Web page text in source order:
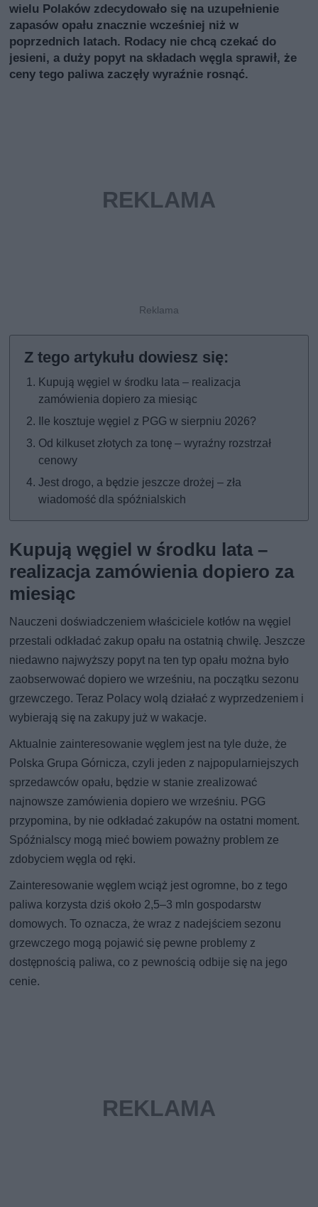
wielu Polaków zdecydowało się na uzupełnienie
zapasów opału znacznie wcześniej niż w
poprzednich latach. Rodacy nie chcą czekać do
jesieni, a duży popyt na składach węgla sprawił, że
ceny tego paliwa zaczęły wyraźnie rosnąć.
Kupują węgiel w środku lata – realizacja
zamówienia dopiero za miesiąc
Ile kosztuje węgiel z PGG w sierpniu 2026?
Od kilkuset złotych za tonę – wyraźny rozstrzał
cenowy
Jest drogo, a będzie jeszcze drożej – zła
wiadomość dla spóźnialskich
Kupują węgiel w środku lata –
realizacja zamówienia dopiero za
miesiąc
Nauczeni doświadczeniem właściciele kotłów na węgiel
przestali odkładać zakup opału na ostatnią chwilę. Jeszcze
niedawno najwyższy popyt na ten typ opału można było
zaobserwować dopiero we wrześniu, na początku sezonu
grzewczego. Teraz Polacy wolą działać z wyprzedzeniem i
wybierają się na zakupy już w wakacje.
Aktualnie zainteresowanie węglem jest na tyle duże, że
Polska Grupa Górnicza, czyli jeden z najpopularniejszych
sprzedawców opału, będzie w stanie zrealizować
najnowsze zamówienia dopiero we wrześniu. PGG
przypomina, by nie odkładać zakupów na ostatni moment.
Spóźnialscy mogą mieć bowiem poważny problem ze
zdobyciem węgla od ręki.
Zainteresowanie węglem wciąż jest ogromne, bo z tego
paliwa korzysta dziś około 2,5–3 mln gospodarstw
domowych. To oznacza, że wraz z nadejściem sezonu
grzewczego mogą pojawić się pewne problemy z
dostępnością paliwa, co z pewnością odbije się na jego
cenie.